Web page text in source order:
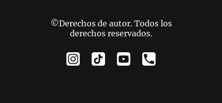
©Derechos de autor. Todos los
derechos reservados.